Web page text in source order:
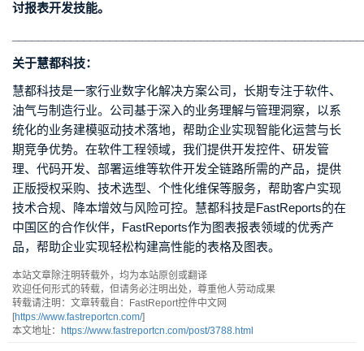
讨报表开发技能。
关于慧都科技：
慧都科技是一家行业数字化解决方案公司，长期专注于软件、
油气与制造行业。公司基于深入的业务理解与管理洞察，以系
统化的业务建模驱动技术落地，帮助企业实现智能化运营与长
期竞争优势。在软件工程领域，我们提供开发控件、研发管
理、代码开发、部署运维等软件开发全链路所需的产品，提供
正版授权采购、技术选型、个性化维保等服务，帮助客户实现
技术合规、降本增效与风险可控。慧都科技是FastReports的在
中国区的合作伙伴，FastReports作为图表报表领域的优秀产
品，帮助企业实现轻松构建高性能的表格及图表。
本站文章除注明转载外，均为本站原创或翻译
欢迎任何形式的转载，但请务必注明出处，尊重他人劳动成果
转载请注明：文章转载自：FastReport控件中文网
[https://www.fastreportcn.com/]
本文地址：
https://www.fastreportcn.com/post/3788.html